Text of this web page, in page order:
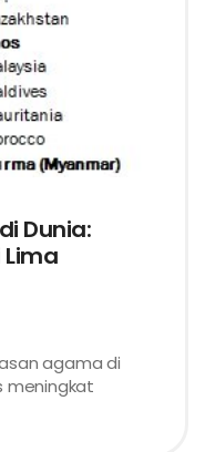
Dunia:
agama di
meningkat